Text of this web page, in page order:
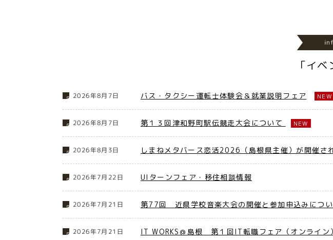
「イ
2026年8月7日 バス・タクシー運転士体験会＆就業説明フェア NEW
2026年8月7日 第１３回津和野町駅伝競走大会について NEW
2026年8月3日 しまねメタバース恋活2026（島根県主催）が開催さ
2026年7月22日 UIターンフェア・移住相談情報
2026年7月21日 第77回 近県学校音楽大会の開催と参加申込みにつ
2026年7月21日 IT WORKS＠島根 第１回IT転職フェア（オンライン）